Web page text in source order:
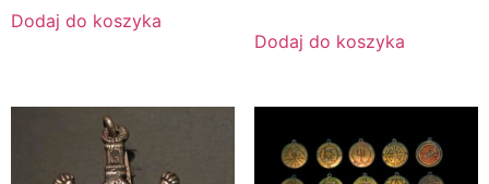
Dodaj do koszyka
Dodaj do koszyka